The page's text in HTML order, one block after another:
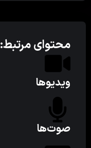
محتوای مرتبط:
ویدیوها
صوت‌ها